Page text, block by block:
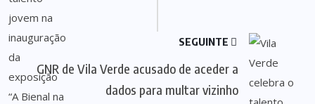
SEGUINTE
GNR de Vila Verde acusado de aceder a
dados para multar vizinho